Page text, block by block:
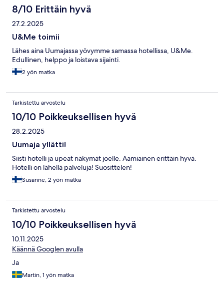
8/10 Erittäin hyvä
27.2.2025
U&Me toimii
Lähes aina Uumajassa yövymme samassa hotellissa, U&Me.
Edullinen, helppo ja loistava sijainti.
2 yön matka
Tarkistettu arvostelu
10/10 Poikkeuksellisen hyvä
28.2.2025
Uumaja yllätti!
Siisti hotelli ja upeat näkymät joelle. Aamiainen erittäin hyvä.
Hotelli on lähellä palveluja! Suosittelen!
Susanne, 2 yön matka
Tarkistettu arvostelu
10/10 Poikkeuksellisen hyvä
10.11.2025
Käännä Googlen avulla
Ja
Martin, 1 yön matka